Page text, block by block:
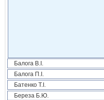
Балога В.І.
Балога П.І.
Батенко Т.І.
Береза Б.Ю.